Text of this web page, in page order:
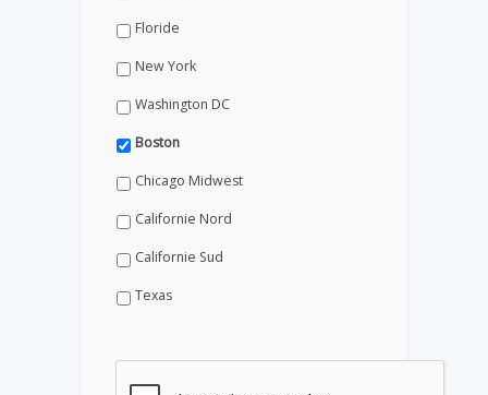
Floride
New York
Washington DC
Boston
Chicago Midwest
Californie Nord
Californie Sud
Texas